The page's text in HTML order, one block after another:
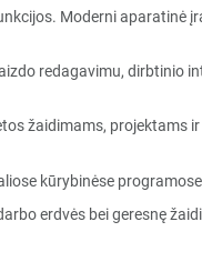
Moderni aparatinė
redagavimu, dirbtinio
žaidimams, projektams
kūrybinėse
erdvės bei geresnę